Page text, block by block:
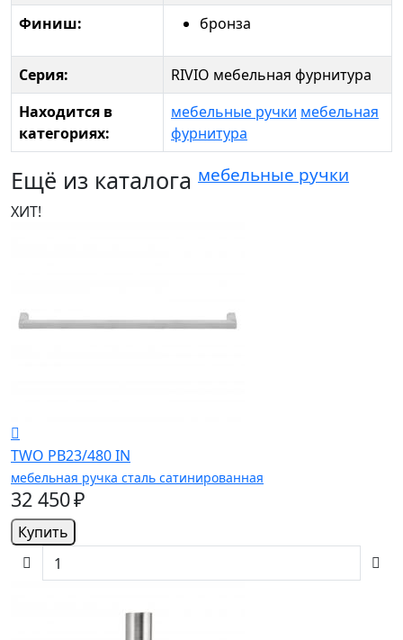
Финиш: бронза
Серия:
RIVIO мебельная фурнитура
Находится в
категориях:
мебельные ручки мебельная
фурнитура
Ещё из каталога мебельные ручки
ХИТ!
TWO PB23/480 IN
мебельная ручка сталь сатинированная
32 450 ₽
Купить